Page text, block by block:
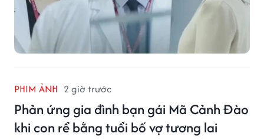
PHIM ẢNH 2 giờ trước
Phản ứng gia đình bạn gái Mã Cảnh Đào
khi con rể bằng tuổi bố vợ tương lai